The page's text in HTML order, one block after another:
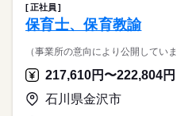
正社員
保育士、保育教諭
（事業所の意向により公開していま
石川県金沢市